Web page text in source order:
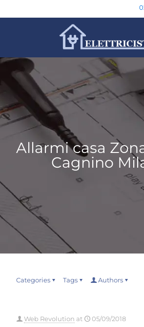
Allarmi casa
Cagnino
Categories Tags Authors
Web Revolution at 05/09/2018